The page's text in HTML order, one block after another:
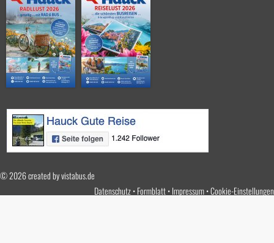
© 2026 created byvistabus.de
Datenschutz Formblatt Impressum Cookie-Einstellungen